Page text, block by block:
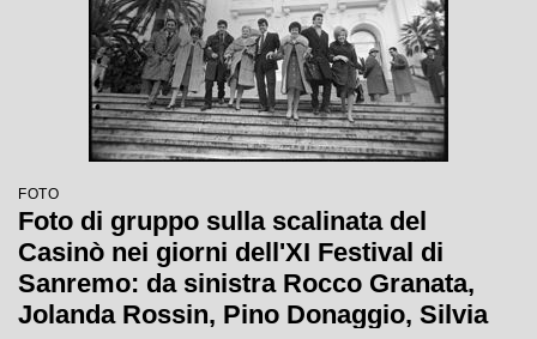
FOTO
Foto di gruppo sulla scalinata del
Casinò nei giorni dell'XI Festival di
Sanremo: da sinistra Rocco Granata,
Jolanda Rossin, Pino Donaggio, Silvia